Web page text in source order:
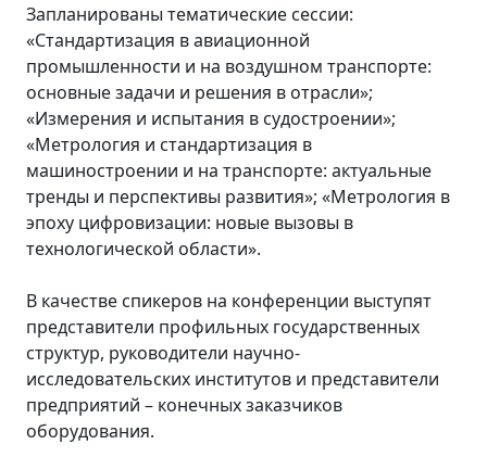
Запланированы тематические сессии:
«Стандартизация в авиационной
промышленности и на воздушном транспорте:
основные задачи и решения в отрасли»;
«Измерения и испытания в судостроении»;
«Метрология и стандартизация в
машиностроении и на транспорте: актуальные
тренды и перспективы развития»; «Метрология в
эпоху цифровизации: новые вызовы в
технологической области».
В качестве спикеров на конференции выступят
представители профильных государственных
структур, руководители научно-
исследовательских институтов и представители
предприятий – конечных заказчиков
оборудования.